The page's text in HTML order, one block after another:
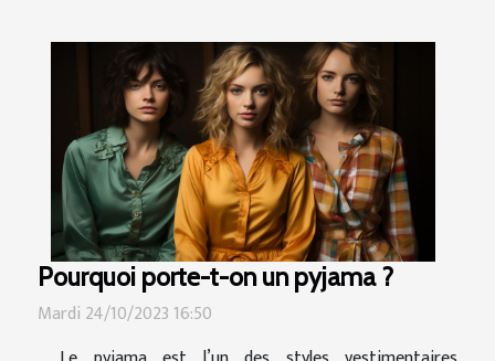
Pourquoi porte-t-on un pyjama ?
Mardi 24/10/2023 16:50